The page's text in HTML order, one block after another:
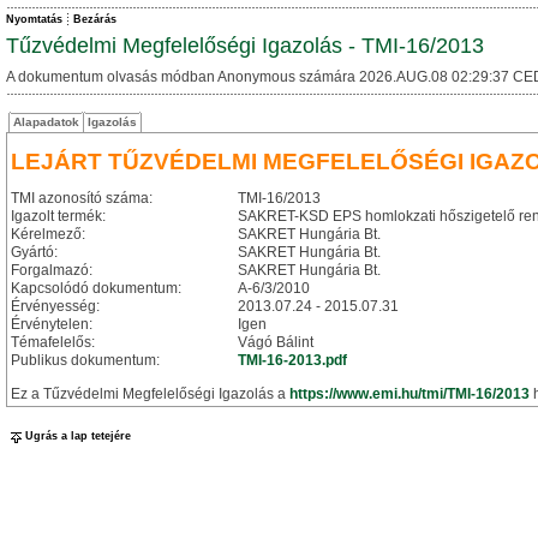
Nyomtatás Bezárás
Tűzvédelmi Megfelelőségi Igazolás - TMI-16/2013
A dokumentum olvasás módban Anonymous számára 2026.AUG.08 02:29:37
Alapadatok Igazolás
LEJÁRT TŰZVÉDELMI MEGFELELŐSÉGI
TMI azonosító száma:
TMI-16/2013
Igazolt termék:
SAKRET-KSD EPS homlokzati hőszigetelő
Kérelmező:
SAKRET Hungária Bt.
Gyártó:
SAKRET Hungária Bt.
Forgalmazó:
SAKRET Hungária Bt.
Kapcsolódó dokumentum:
A-6/3/2010
Érvényesség:
2013.07.24 - 2015.07.31
Érvénytelen:
Igen
Témafelelős:
Vágó Bálint
Publikus dokumentum:
TMI-16-2013.pdf
Ez a Tűzvédelmi Megfelelőségi Igazolás a https://www.emi.hu/tmi/TMI-16/2013
Ugrás a lap tetejére